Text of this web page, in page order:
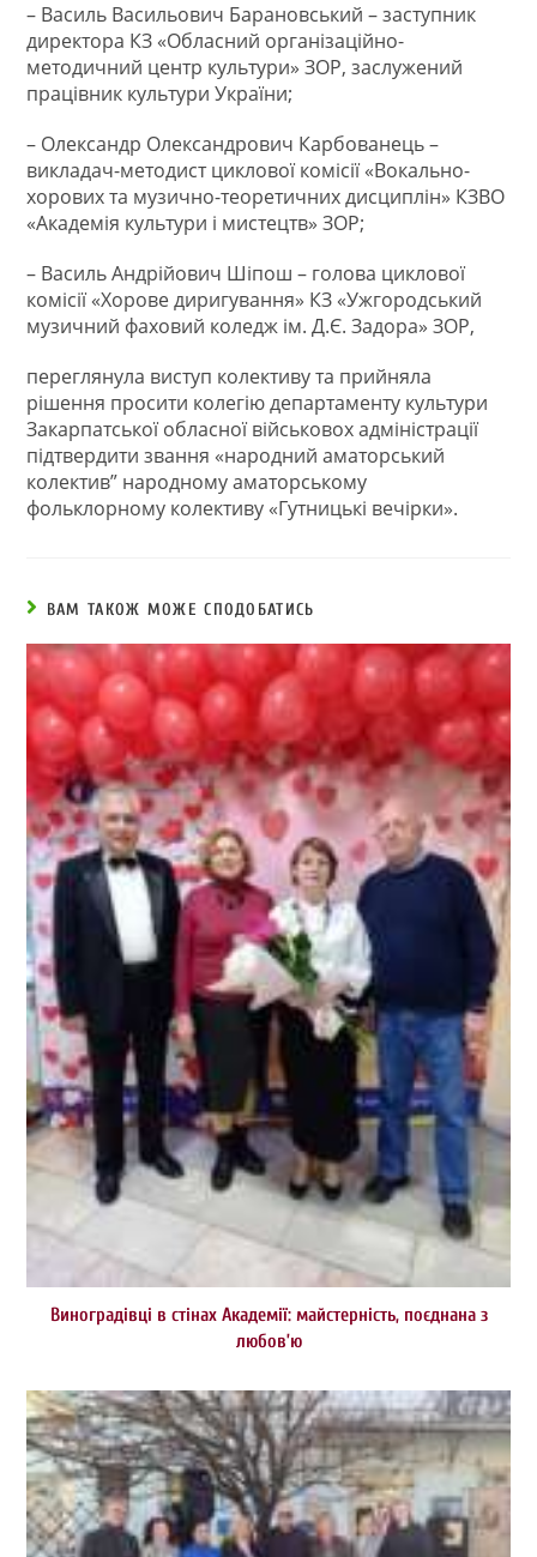
– Василь Васильович Барановський – заступник
директора КЗ «Обласний організаційно-
методичний центр культури» ЗОР, заслужений
працівник культури України;
– Олександр Олександрович Карбованець –
викладач-методист циклової комісії «Вокально-
хорових та музично-теоретичних дисциплін» КЗВО
«Академія культури і мистецтв» ЗОР;
– Василь Андрійович Шіпош – голова циклової
комісії «Хорове диригування» КЗ «Ужгородський
музичний фаховий коледж ім. Д.Є. Задора» ЗОР,
переглянула виступ колективу та прийняла
рішення просити колегію департаменту культури
Закарпатської обласної військовох адміністрації
підтвердити звання «народний аматорський
колектив” народному аматорському
фольклорному колективу «Гутницькі вечірки».
ВАМ ТАКОЖ МОЖЕ СПОДОБАТИСЬ
Виноградівці в стінах Академії: майстерність, поєднана з
любов’ю